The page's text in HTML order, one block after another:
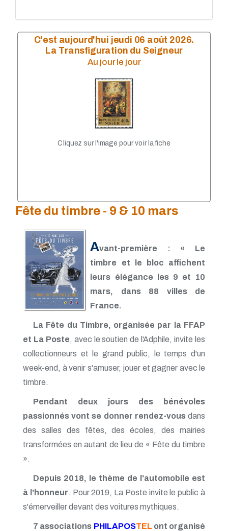
C'est aujourd'hui jeudi 06 août 2026.
La Transfiguration du Seigneur
Au jour le jour
Cliquez sur l'image pour voir la fiche
Fête du timbre - 9 & 10 mars
Avant-première : « Le
timbre et le bloc affichent
leurs élégance les 9 et 10
mars, dans 88 villes de
France.
La Fête du Timbre, organisée par la FFAP
et La Poste, avec le soutien de l'Adphile, invite les
collectionneurs et le grand public, le temps d'un
week-end, à venir s'amuser, jouer et gagner avec le
timbre.
Pendant deux jours des bénévoles
passionnés vont se donner rendez-vousdans
des salles des fêtes, des écoles, des mairies
transformées en autant de lieu de « Fête du timbre
».
Depuis 2018, le thème de l'automobile est
à l'honneur. Pour 2019, La Poste invite le public à
s'émerveiller devant des voitures mythiques.
7 associations PHILAPOSTEL ont organisé